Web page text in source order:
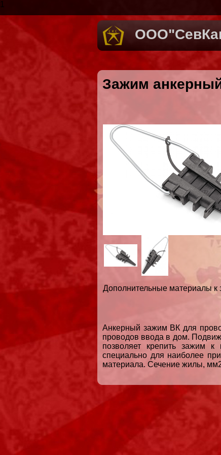
1
Зажим
Дополнительные материалы к
Анкерный зажим ВК для
проводов ввода в дом.
позволяет крепить зажим
специально для наиболее
материала. Сечение жилы,